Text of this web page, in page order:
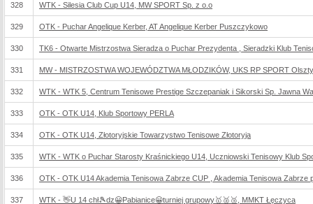
328 WTK - Silesia Club Cup U14, MW SPORT Sp. z o.o
329 OTK - Puchar Angelique Kerber, AT Angelique Kerber Puszczykowo
330 TK6 - Otwarte Mistrzostwa Sieradza o Puchar Prezydenta , Sieradzki Klub
331 MW - MISTRZOSTWA WOJEWÓDZTWA MŁODZIKÓW, UKS RP SPORT
332 WTK - WTK 5, Centrum Tenisowe Prestige Szczepaniak i Sikorski Sp. Jawna
333 OTK - OTK U14, Klub Sportowy PERLA
334 OTK - OTK U14, Złotoryjskie Towarzystwo Tenisowe Złotoryja
335 WTK - WTK o Puchar Starosty Kraśnickiego U14, Uczniowski Tenisowy Klub
336 OTK - OTK U14 Akademia Tenisowa Zabrze CUP , Akademia Tenisowa
337 WTK - 👋U 14 chł🎾dz😀Pabianice😀turniej grupowy🥇🥈🥉, MMKT Łęczyca